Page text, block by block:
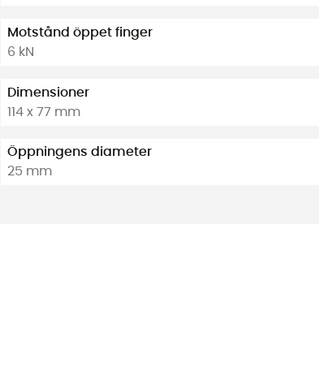
Motstånd öppet finger
6 kN
Dimensioner
114 x 77 mm
Öppningens diameter
25 mm